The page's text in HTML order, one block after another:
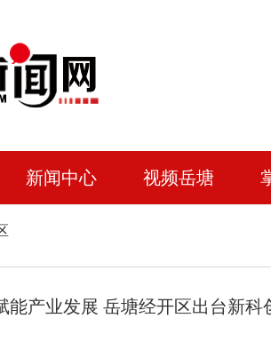
新闻中心 视频岳塘
能产业发展 岳塘经开区出台新科